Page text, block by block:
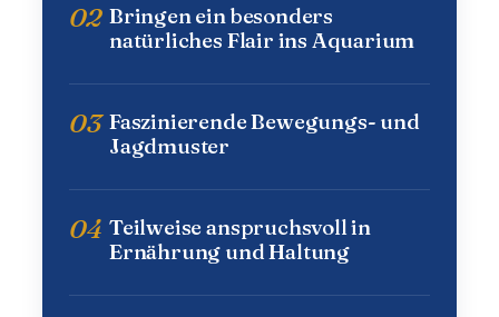
02 Bringen ein besonders
natürliches Flair ins Aquarium
03 Faszinierende Bewegungs- und
Jagdmuster
04 Teilweise anspruchsvoll in
Ernährung und Haltung